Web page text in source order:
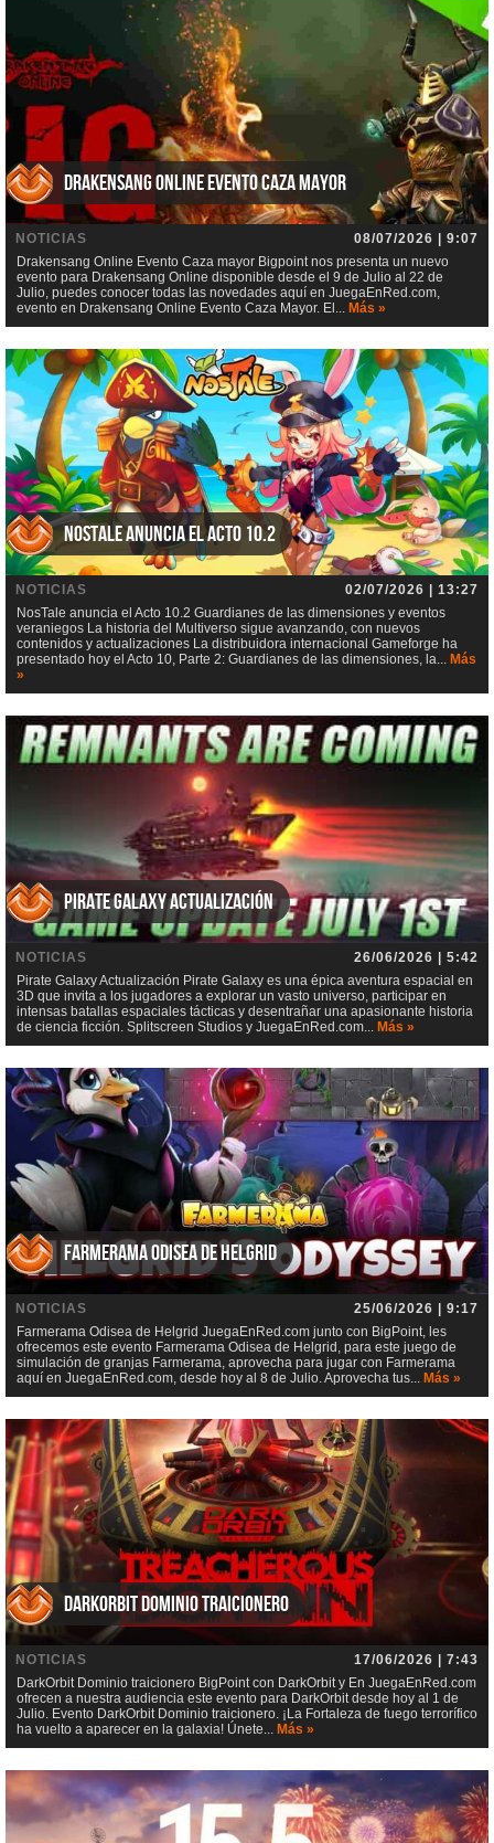
Drakensang Online Evento Caza mayor
NOTICIAS
08/07/2026 | 9:07
Drakensang Online Evento Caza mayor Bigpoint nos presenta un nuevo
evento para Drakensang Online disponible desde el 9 de Julio al 22 de
Julio, puedes conocer todas las novedades aquí en JuegaEnRed.com,
evento en Drakensang Online Evento Caza Mayor. El... Más »
NosTale anuncia el Acto 10.2
NOTICIAS
02/07/2026 | 13:27
NosTale anuncia el Acto 10.2 Guardianes de las dimensiones y eventos
veraniegos La historia del Multiverso sigue avanzando, con nuevos
contenidos y actualizaciones La distribuidora internacional Gameforge ha
presentado hoy el Acto 10, Parte 2: Guardianes de las dimensiones, la... Más
»
Pirate Galaxy Actualización
NOTICIAS
26/06/2026 | 5:42
Pirate Galaxy Actualización Pirate Galaxy es una épica aventura espacial en
3D que invita a los jugadores a explorar un vasto universo, participar en
intensas batallas espaciales tácticas y desentrañar una apasionante historia
de ciencia ficción. Splitscreen Studios y JuegaEnRed.com... Más »
Farmerama Odisea de Helgrid
NOTICIAS
25/06/2026 | 9:17
Farmerama Odisea de Helgrid JuegaEnRed.com junto con BigPoint, les
ofrecemos este evento Farmerama Odisea de Helgrid, para este juego de
simulación de granjas Farmerama, aprovecha para jugar con Farmerama
aquí en JuegaEnRed.com, desde hoy al 8 de Julio. Aprovecha tus... Más »
DarkOrbit Dominio traicionero
NOTICIAS
17/06/2026 | 7:43
DarkOrbit Dominio traicionero BigPoint con DarkOrbit y En JuegaEnRed.com
ofrecen a nuestra audiencia este evento para DarkOrbit desde hoy al 1 de
Julio. Evento DarkOrbit Dominio traicionero. ¡La Fortaleza de fuego terrorífico
ha vuelto a aparecer en la galaxia! Únete... Más »